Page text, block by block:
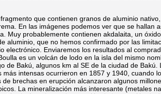
que contienen granos de aluminio
En las imágenes podemos ver que se hallan
Muy probablemente contienen akdalaita, un óxido
aluminio, que no hemos confirmado por las
electrónico. Enviaremos los resultados al
es un volcán de lodo en la isla del mismo
de Bakú, algunos km al SE de la ciudad de Bakú.
más intensas ocurrieron en 1857 y 1940, cuando
de brechas en erupción alcanzaron algunos
La mineralización más interesante (metales